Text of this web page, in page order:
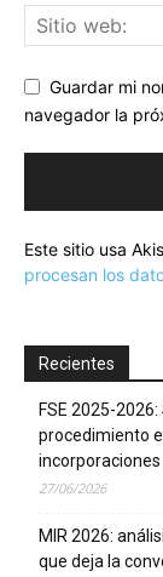
Guardar mi
navegador la
Este sitio usa
procesan los
Recientes
FSE 2025-
procedimiento
incorporaciones
27/06/2026
MIR 2026:
que deja la